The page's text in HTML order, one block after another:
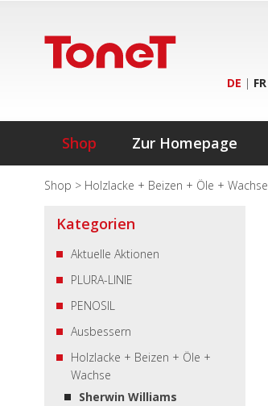
DE | FR
Shop Zur Homepage
Shop > Holzlacke + Beizen + Öle + Wachse
Kategorien
Aktuelle Aktionen
PLURA-LINIE
PENOSIL
Ausbessern
Holzlacke + Beizen + Öle +
Wachse
Sherwin Williams